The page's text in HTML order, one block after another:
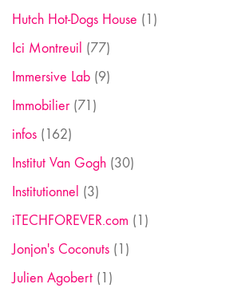
Hutch Hot-Dogs House (1)
Ici Montreuil (77)
Immersive Lab (9)
Immobilier(71)
infos (162)
Institut Van Gogh (30)
Institutionnel (3)
iTECHFOREVER.com (1)
Jonjon's Coconuts (1)
Julien Agobert (1)